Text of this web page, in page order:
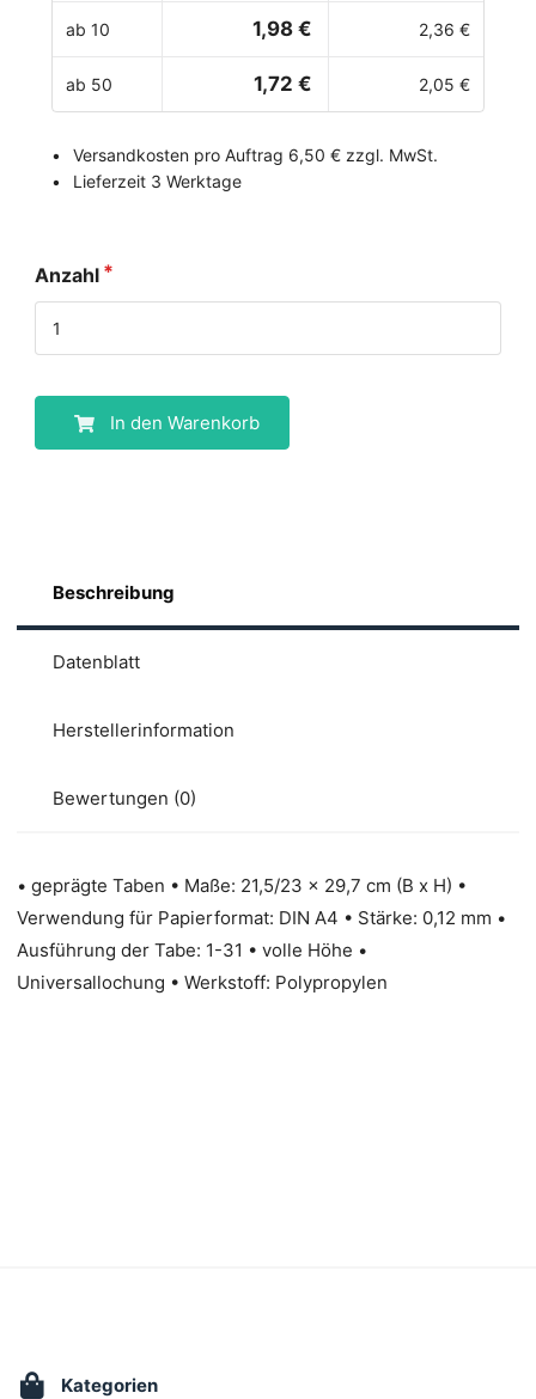
ab 10 1,98 € 2,36 €
ab 50 1,72 € 2,05 €
Versandkosten pro Auftrag 6,50 € zzgl. MwSt.
Lieferzeit 3 Werktage
Anzahl
In den Warenkorb
Beschreibung
Datenblatt
Herstellerinformation
Bewertungen (0)
• geprägte Taben • Maße: 21,5/23 x 29,7 cm (B x H) •
Verwendung für Papierformat: DIN A4 • Stärke: 0,12 mm •
Ausführung der Tabe: 1-31 • volle Höhe •
Universallochung • Werkstoff: Polypropylen
Kategorien